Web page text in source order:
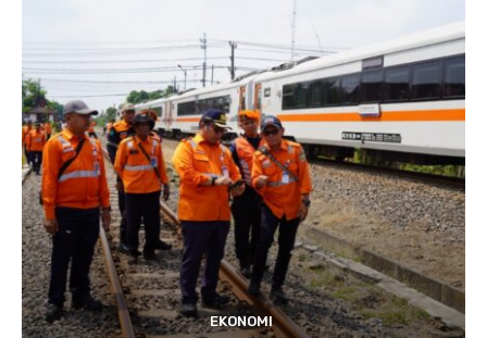
EKONOMI